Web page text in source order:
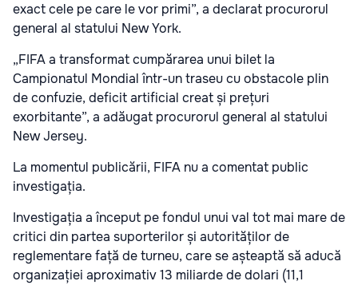
exact cele pe care le vor primi”, a declarat procurorul
general al statului New York.
„FIFA a transformat cumpărarea unui bilet la
Campionatul Mondial într-un traseu cu obstacole plin
de confuzie, deficit artificial creat și prețuri
exorbitante”, a adăugat procurorul general al statului
New Jersey.
La momentul publicării, FIFA nu a comentat public
investigația.
Investigația a început pe fondul unui val tot mai mare de
critici din partea suporterilor și autorităților de
reglementare față de turneu, care se așteaptă să aducă
organizației aproximativ 13 miliarde de dolari (11,1